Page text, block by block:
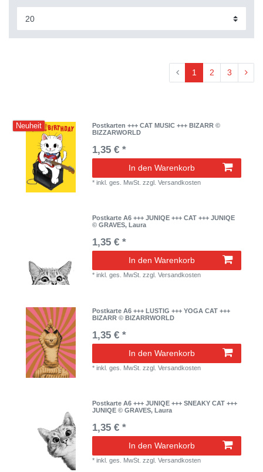
1 2 3
Neuheit
Postkarten +++ CAT MUSIC +++ BIZARR ©
BIZZARWORLD
1,35 € *
In den Warenkorb
*inkl. ges. MwSt. zzgl.Versandkosten
Postkarte A6 +++ JUNIQE +++ CAT +++ JUNIQE
© GRAVES, Laura
1,35 € *
In den Warenkorb
*inkl. ges. MwSt. zzgl.Versandkosten
Postkarte A6 +++ LUSTIG +++ YOGA CAT +++
BIZARR © BIZARRWORLD
1,35 € *
In den Warenkorb
*inkl. ges. MwSt. zzgl.Versandkosten
Postkarte A6 +++ JUNIQE +++ SNEAKY CAT +++
JUNIQE © GRAVES, Laura
1,35 € *
In den Warenkorb
*inkl. ges. MwSt. zzgl.Versandkosten